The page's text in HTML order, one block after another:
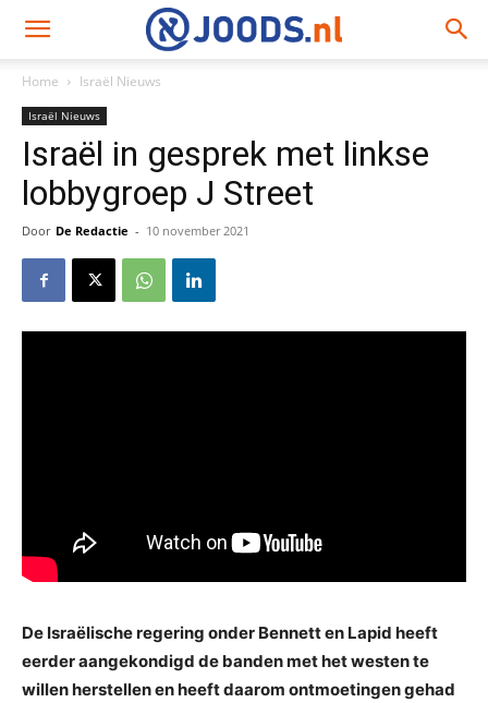
Home Israël Nieuws
Israël Nieuws
Israël in gesprek met linkse
lobbygroep J Street
Door De Redactie - 10 november 2021
De Israëlische regering onder Bennett en Lapid heeft
eerder aangekondigd de banden met het westen te
willen herstellen en heeft daarom ontmoetingen gehad